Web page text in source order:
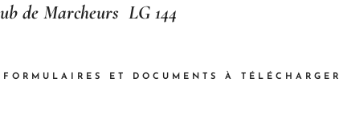
de Marcheurs LG 144
FORMULAIRES ET DOCUMENTS À TÉLÉCHARGER